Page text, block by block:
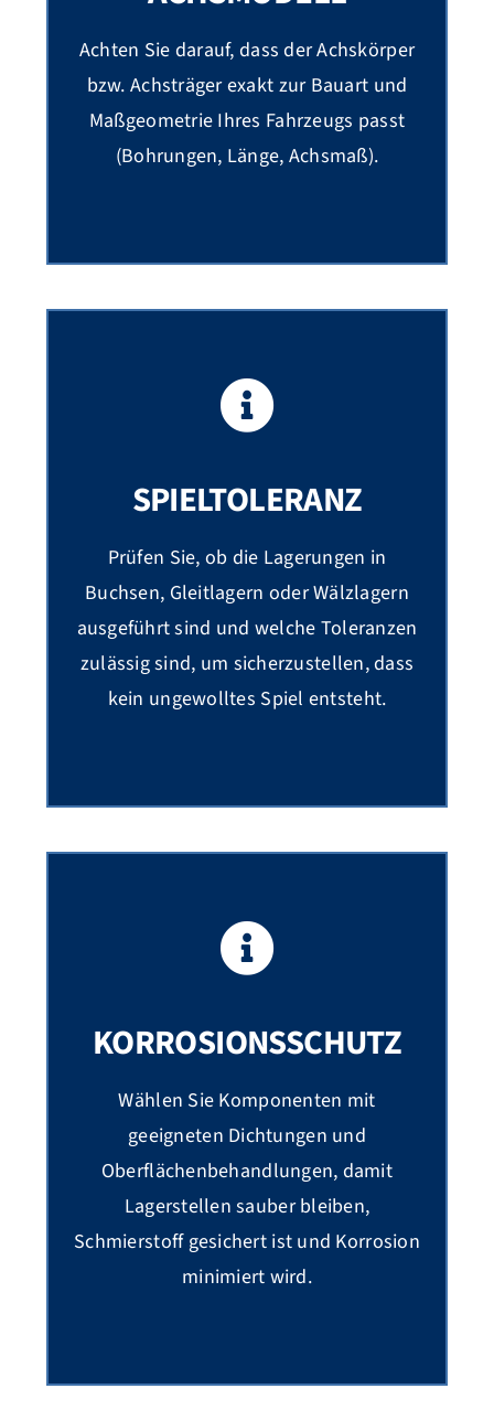
Achten Sie darauf, dass der Achskörper
bzw. Achsträger exakt zur Bauart und
Maßgeometrie Ihres Fahrzeugs passt
(Bohrungen, Länge, Achsmaß).
SPIELTOLERANZ
Prüfen Sie, ob die Lagerungen in
Buchsen, Gleitlagern oder Wälzlagern
ausgeführt sind und welche Toleranzen
zulässig sind, um sicherzustellen, dass
kein ungewolltes Spiel entsteht.
KORROSIONSSCHUTZ
Wählen Sie Komponenten mit
geeigneten Dichtungen und
Oberflächenbehandlungen, damit
Lagerstellen sauber bleiben,
Schmierstoff gesichert ist und Korrosion
minimiert wird.